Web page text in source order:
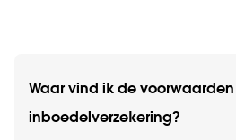
Waar vind ik de
inboedelverzekering?